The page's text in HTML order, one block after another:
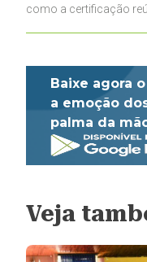
como a certificação
Baixe agora
a emoção
palma da
Veja